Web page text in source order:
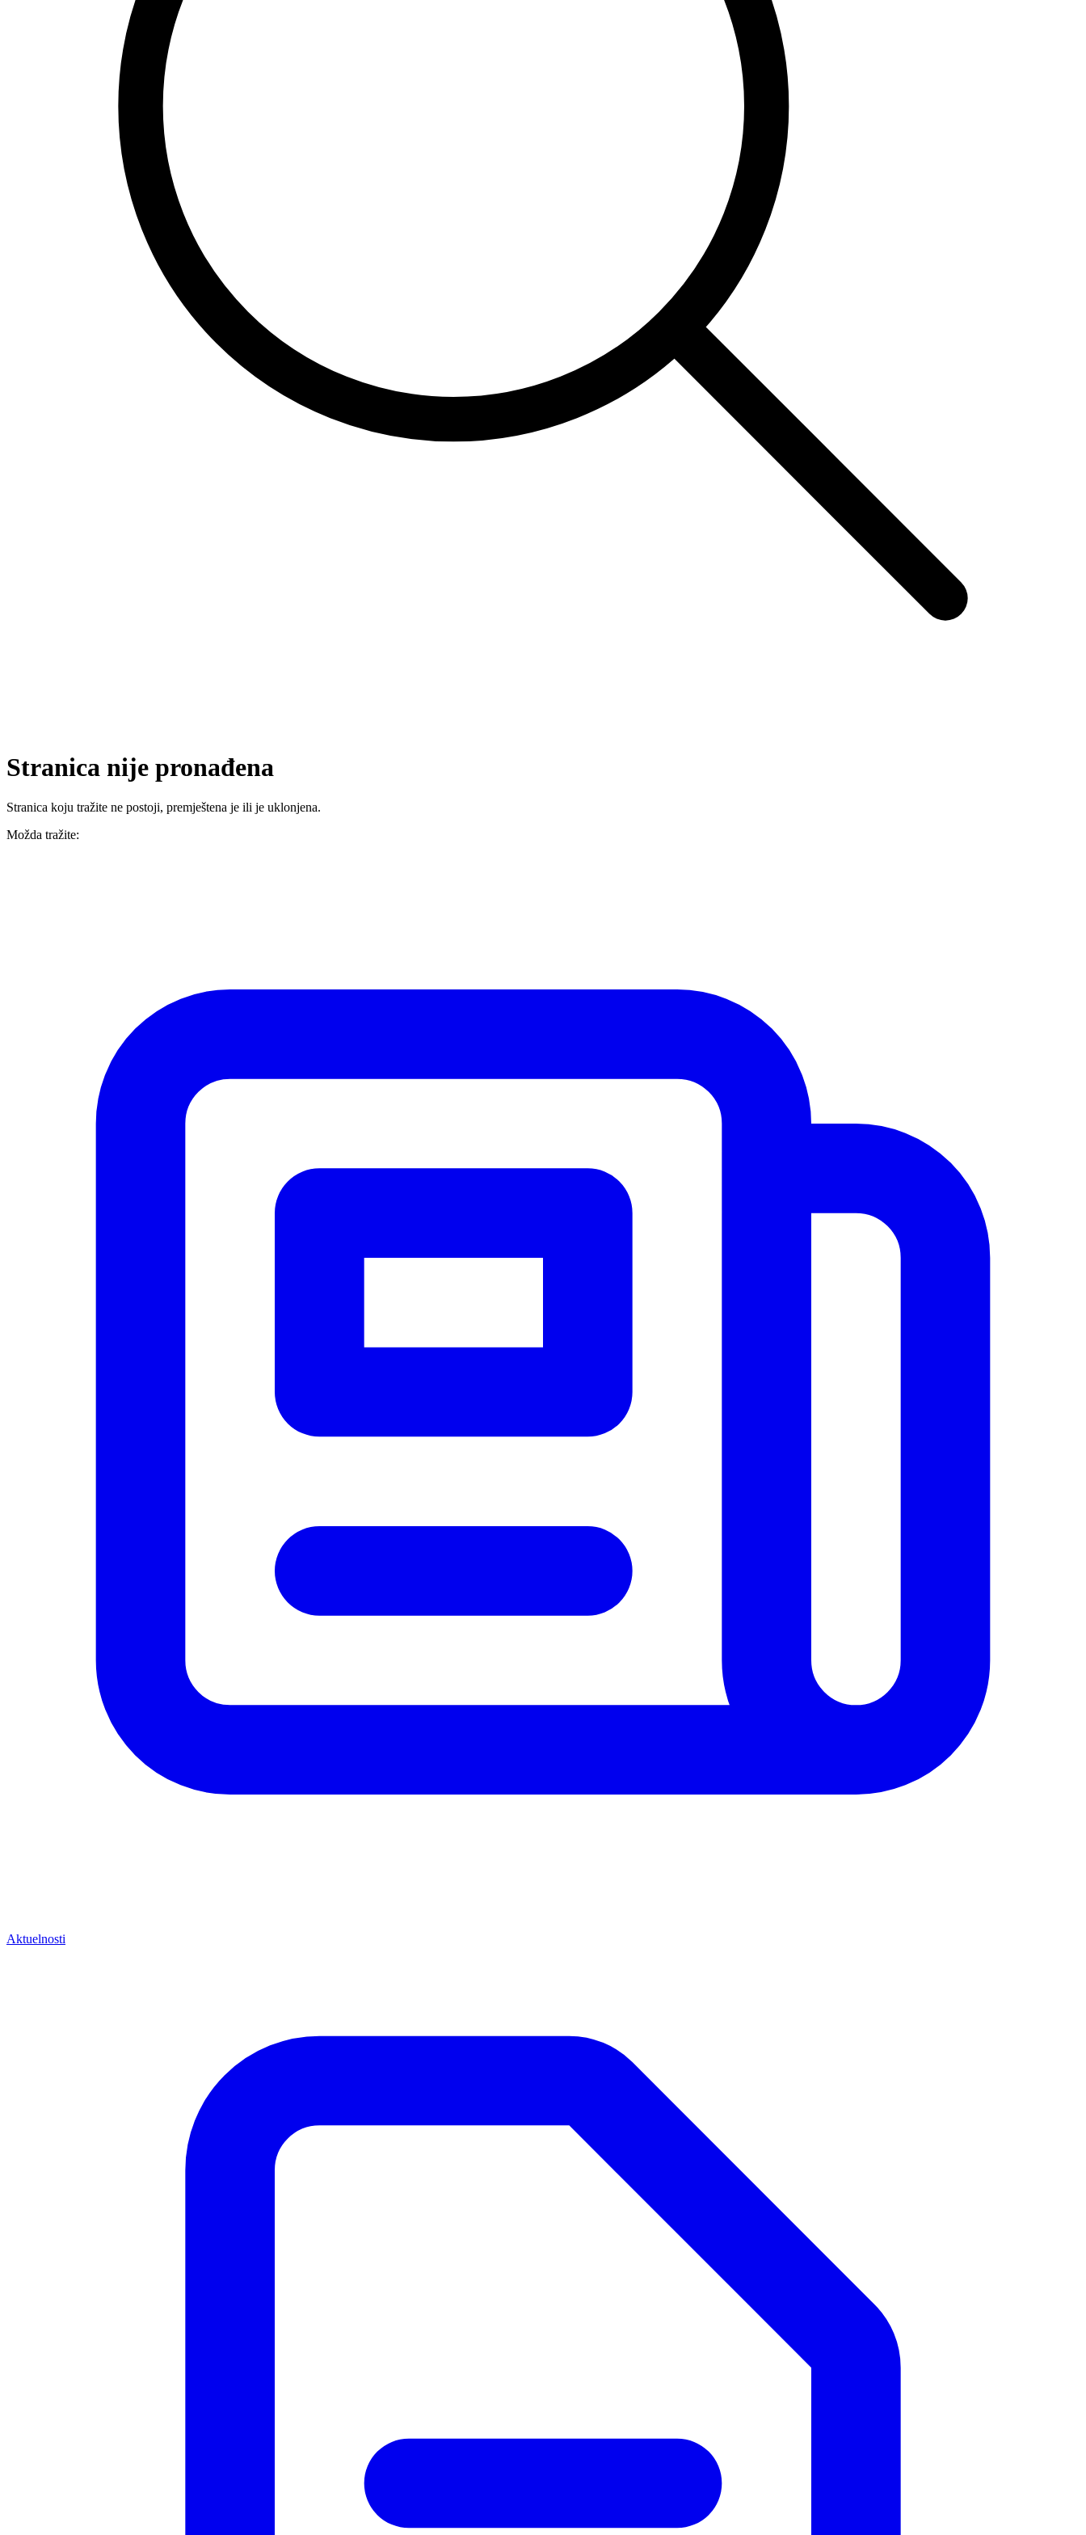
Stranica nije pronađena
Stranica koju tražite ne postoji, premještena je ili je uklonjena.
Možda tražite:
Aktuelnosti